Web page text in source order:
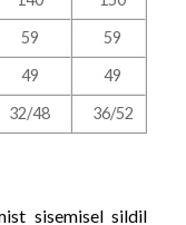
59
59
49
49
32/48 36/52
sisemisel sildil